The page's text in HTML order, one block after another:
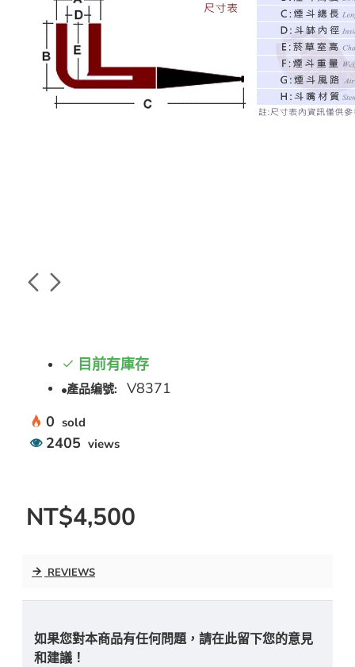
目前有庫存
產品编號:
V8371
0 sold
2405 views
NT$4,500
REVIEWS
如果您對本商品有任何問題，請在此留下您的意見
和建議！